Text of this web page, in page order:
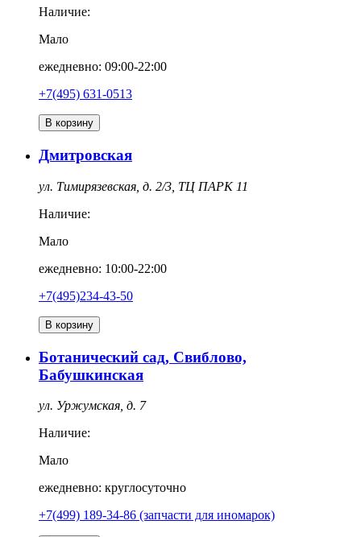
Наличие:
Мало
ежедневно: 09:00-22:00
+7(495) 631-0513
В корзину
Дмитровская
ул. Тимирязевская, д. 2/3, ТЦ ПАРК 11
Наличие:
Мало
ежедневно: 10:00-22:00
+7(495)234-43-50
В корзину
Ботанический сад, Свиблово,
Бабушкинская
ул. Уржумская, д. 7
Наличие:
Мало
ежедневно: круглосуточно
+7(499) 189-34-86 (запчасти для иномарок)